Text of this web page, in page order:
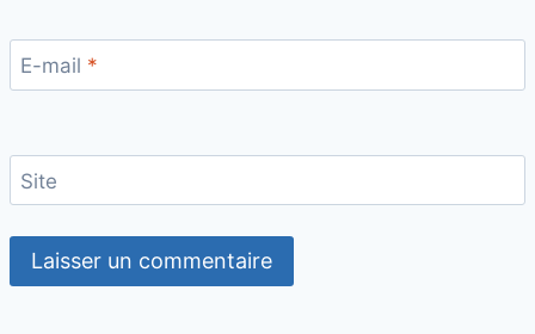
E-mail *
Site